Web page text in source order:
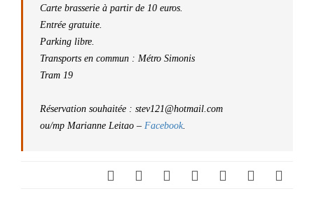
Carte brasserie à partir de 10 euros.
Entrée gratuite.
Parking libre.
Transports en commun : Métro Simonis
Tram 19
Réservation souhaitée : stev121@hotmail.com
ou/mp Marianne Leitao – Facebook.